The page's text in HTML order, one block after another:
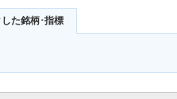
た銘柄･指標